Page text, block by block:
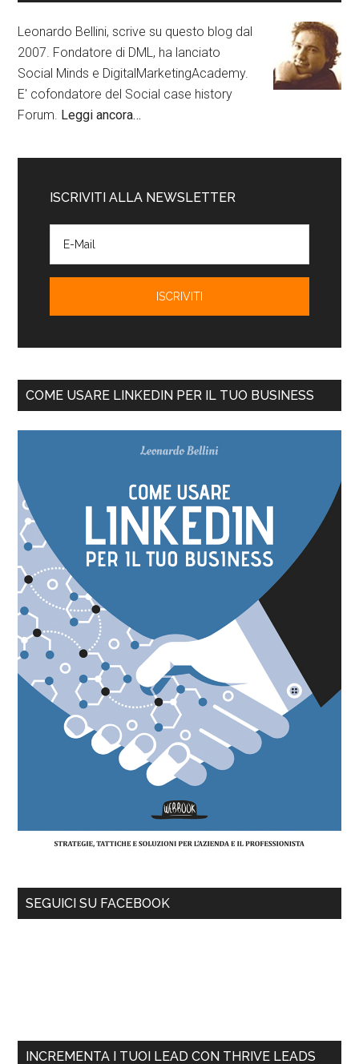
Leonardo Bellini, scrive su questo blog dal
2007. Fondatore di DML, ha lanciato
Social Minds e DigitalMarketingAcademy.
E' cofondatore del Social case history
Forum. Leggi ancora…
ISCRIVITI ALLA NEWSLETTER
COME USARE LINKEDIN PER IL TUO BUSINESS
SEGUICI SU FACEBOOK
INCREMENTA I TUOI LEAD CON THRIVE LEADS